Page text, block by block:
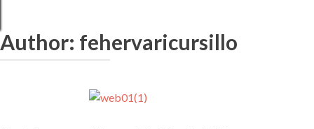
Kiket vár a Cursillo?
Author: fehervaricursillo